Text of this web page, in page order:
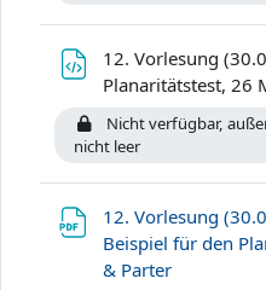
12. Vorlesung
Planaritätstest, 26
Nicht verfügbar,
nicht leer
12. Vorlesung
Beispiel für den
& Parter